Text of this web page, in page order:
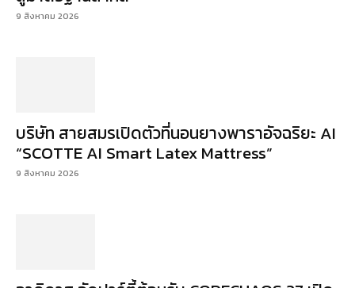
9 สิงหาคม 2026
บริษัท สายสมรเปิดตัวที่นอนยางพาราอัจฉริยะ AI
“SCOTTE AI Smart Latex Mattress”
9 สิงหาคม 2026